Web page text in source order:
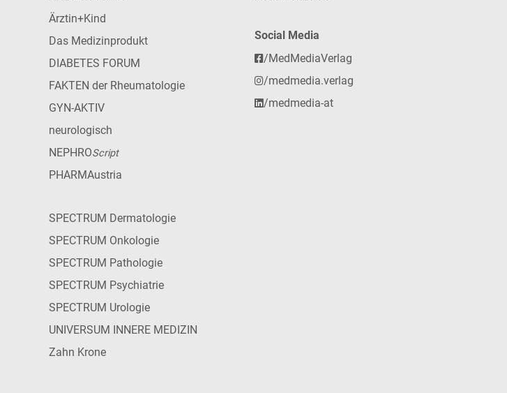
Ärztin+Kind
Das Medizinprodukt
DIABETES FORUM
FAKTEN der Rheumatologie
GYN-AKTIV
neurologisch
NEPHROScript
PHARMAustria
SPECTRUM Dermatologie
SPECTRUM Onkologie
SPECTRUM Pathologie
SPECTRUM Psychiatrie
SPECTRUM Urologie
UNIVERSUM INNERE MEDIZIN
Zahn Krone
Social Media
/MedMediaVerlag
/medmedia.verlag
/medmedia-at